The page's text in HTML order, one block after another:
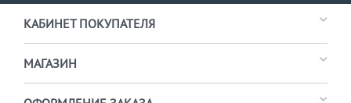
КАБИНЕТ ПОКУПАТЕЛЯ
МАГАЗИН